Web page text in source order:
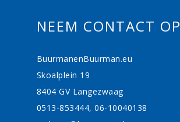
NEEM CONTACT OP
BuurmanenBuurman.eu
Skoalplein 19
8404 GV Langezwaag
0513-853444, 06-10040138